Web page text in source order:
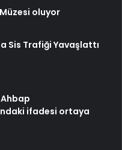
oluyor
Sis Trafiği Yavaşlattı
ifadesi ortaya